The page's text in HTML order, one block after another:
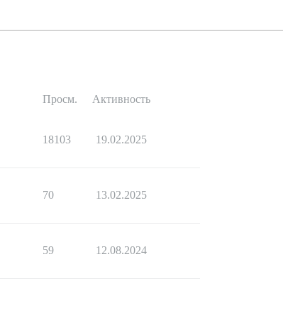
Просм. Активность
18103 19.02.2025
70 13.02.2025
59 12.08.2024